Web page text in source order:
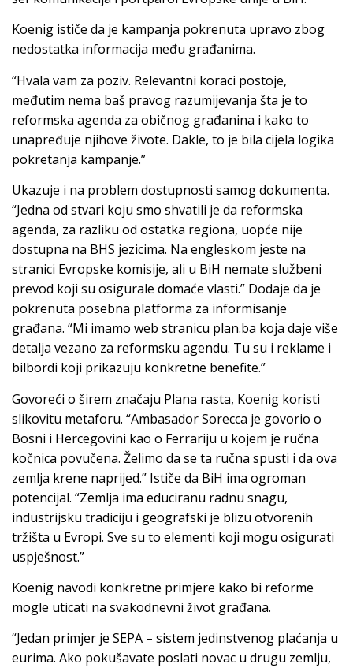
Koenig ističe da je kampanja pokrenuta upravo zbog
nedostatka informacija među građanima.
“Hvala vam za poziv. Relevantni koraci postoje,
međutim nema baš pravog razumijevanja šta je to
reformska agenda za običnog građanina i kako to
unapređuje njihove živote. Dakle, to je bila cijela logika
pokretanja kampanje.”
Ukazuje i na problem dostupnosti samog dokumenta.
“Jedna od stvari koju smo shvatili je da reformska
agenda, za razliku od ostatka regiona, uopće nije
dostupna na BHS jezicima. Na engleskom jeste na
stranici Evropske komisije, ali u BiH nemate službeni
prevod koji su osigurale domaće vlasti.” Dodaje da je
pokrenuta posebna platforma za informisanje
građana. “Mi imamo web stranicu plan.ba koja daje više
detalja vezano za reformsku agendu. Tu su i reklame i
bilbordi koji prikazuju konkretne benefite.”
Govoreći o širem značaju Plana rasta, Koenig koristi
slikovitu metaforu. “Ambasador Sorecca je govorio o
Bosni i Hercegovini kao o Ferrariju u kojem je ručna
kočnica povučena. Želimo da se ta ručna spusti i da ova
zemlja krene naprijed.” Ističe da BiH ima ogroman
potencijal. “Zemlja ima educiranu radnu snagu,
industrijsku tradiciju i geografski je blizu otvorenih
tržišta u Evropi. Sve su to elementi koji mogu osigurati
uspješnost.”
Koenig navodi konkretne primjere kako bi reforme
mogle uticati na svakodnevni život građana.
“Jedan primjer je SEPA – sistem jedinstvenog plaćanja u
eurima. Ako pokušavate poslati novac u drugu zemlju,